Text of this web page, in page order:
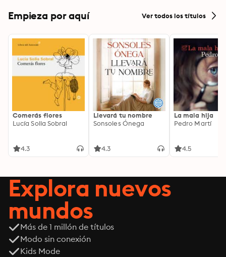
Empieza por aquí Ver todos los títulos
Comerás flores
Lucía Solla Sobral
4.3
Llevará tu nombre
Sonsoles Ónega
4.3
La mala hija
Pedro Martí
4.5
Explora nuevos
mundos
Más de 1 millón de títulos
Modo sin conexión
Kids Mode